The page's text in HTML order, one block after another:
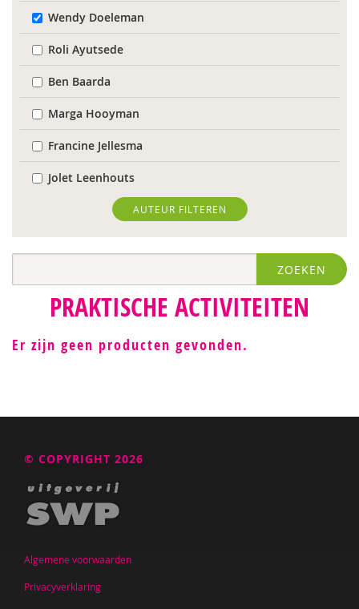
Wendy Doeleman
Roli Ayutsede
Ben Baarda
Marga Hooyman
Francine Jellesma
Jolet Leenhouts
Karin van der Meulen
Sabine Plemper
AUTEUR FILTEREN
ZOEKEN
PRAKTISCHE ACTIVITEITEN
Er zijn geen producten gevonden.
© COPYRIGHT 2026
Algemene voorwaarden
Privacyverklaring